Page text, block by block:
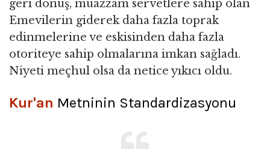
geri dönüş, muazzam servetlere sahip olan
Emevilerin giderek daha fazla toprak
edinmelerine ve eskisinden daha fazla
otoriteye sahip olmalarına imkan sağladı.
Niyeti meçhul olsa da netice yıkıcı oldu.
Kur'an Metninin Standardizasyonu